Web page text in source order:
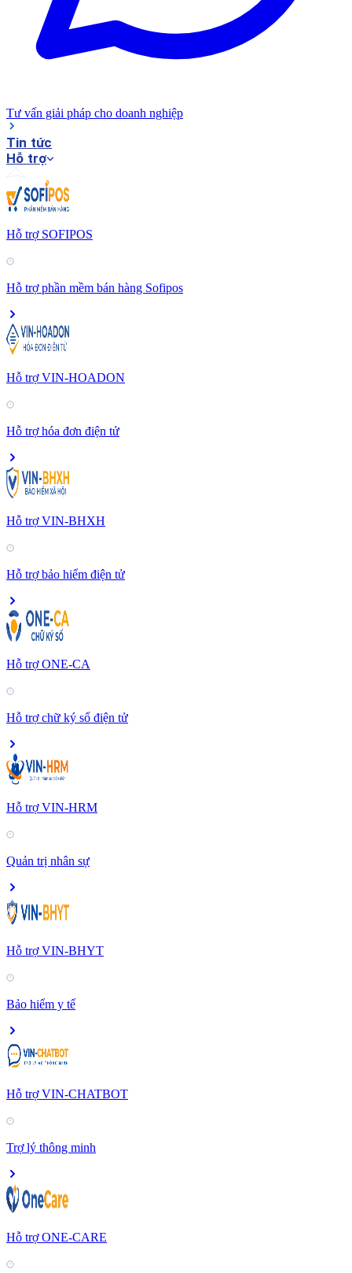
Tư vấn giải pháp cho doanh nghiệp
Tin tức
Hỗ trợ
Hỗ trợ SOFIPOS
Hỗ trợ phần mềm bán hàng Sofipos
Hỗ trợ VIN-HOADON
Hỗ trợ hóa đơn điện tử
Hỗ trợ VIN-BHXH
Hỗ trợ bảo hiểm điện tử
Hỗ trợ ONE-CA
Hỗ trợ chữ ký số điện tử
Hỗ trợ VIN-HRM
Quản trị nhân sự
Hỗ trợ VIN-BHYT
Bảo hiểm y tế
Hỗ trợ VIN-CHATBOT
Trợ lý thông minh
Hỗ trợ ONE-CARE